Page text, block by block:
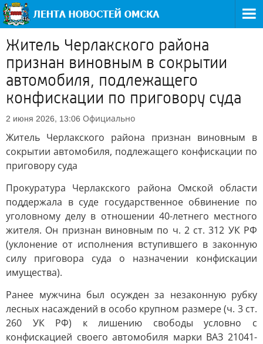
Житель Черлакского района
признан виновным в сокрытии
автомобиля, подлежащего
конфискации по приговору суда
2 июня 2026, 13:06 Официально
Житель Черлакского района признан виновным в
сокрытии автомобиля, подлежащего конфискации по
приговору суда
Прокуратура Черлакского района Омской области
поддержала в суде государственное обвинение по
уголовному делу в отношении 40-летнего местного
жителя. Он признан виновным по ч. 2 ст. 312 УК РФ
(уклонение от исполнения вступившего в законную
силу приговора суда о назначении конфискации
имущества).
Ранее мужчина был осужден за незаконную рубку
лесных насаждений в особо крупном размере (ч. 3 ст.
260 УК РФ) к лишению свободы условно с
конфискацией своего автомобиля марки ВАЗ 21041-